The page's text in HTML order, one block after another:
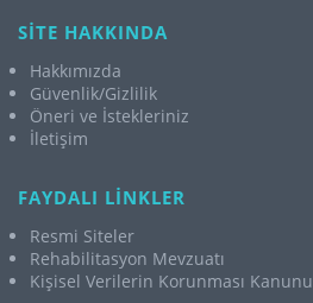
SİTE HAKKINDA
Hakkımızda
Güvenlik/Gizlilik
Öneri ve İstekleriniz
İletişim
FAYDALI LİNKLER
Resmi Siteler
Rehabilitasyon Mevzuatı
Kişisel Verilerin Korunması Kanunu